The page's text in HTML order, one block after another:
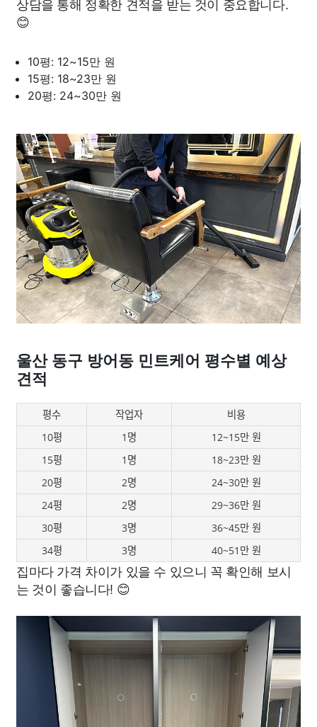
😊
10평: 12~15만 원
15평: 18~23만 원
20평: 24~30만 원
울산 동구 방어동 민트케어 평수별 예상
견적
평수 작업자
비용
10평
1명
12~15만 원
15평
1명
18~23만 원
20평
2명
24~30만 원
24평
2명
29~36만 원
30평
3명
36~45만 원
34평
3명 40~51만 원
집마다 가격 차이가 있을 수 있으니 꼭 확인해 보시
는 것이 좋습니다! 😊